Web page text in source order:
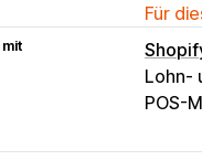
Für
Lohn-
POS-